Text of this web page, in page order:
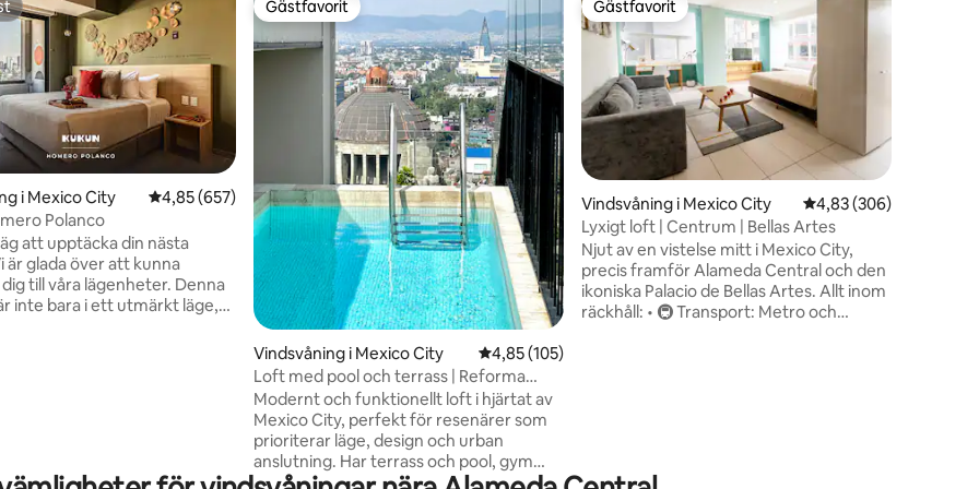
betyg, 142 omdömen
i Mexico City 4,85 av 5 i genomsnittligt betyg, 657 omdömen
4,85 (657)
Polanco
att upptäcka din nästa
är glada över att kunna
till våra lägenheter. Denna
inte bara i ett utmärkt läge,
får du njuta av en av de bästa
Gästfavorit
Gästfavorit
Vindsvåning i Mexico City 4,85 av 5 i genomsnittligt betyg, 105 omdömen
4,85 (105)
Loft med pool och terrass | Reforma
Downtown CDMX
Modernt och funktionellt loft i hjärtat av
Mexico City, perfekt för resenärer som
prioriterar läge, design och urban
anslutning. Har terrass och pool, gym
och bastu. Utmärkt läge på Reforma,
Gästfavorit
Gästfavorit
Vindsvåning i Mexico City 4,83 av 5 i
4,83 (306)
Lyxigt loft | Centrum | Bellas Artes
Njut av en vistelse mitt i Mexico City,
precis framför Alameda Central och den
ikoniska Palacio de Bellas Artes. Allt inom
räckhåll: • 🚇 Transport: Metro och
loft den perfekta utgångspunkten.